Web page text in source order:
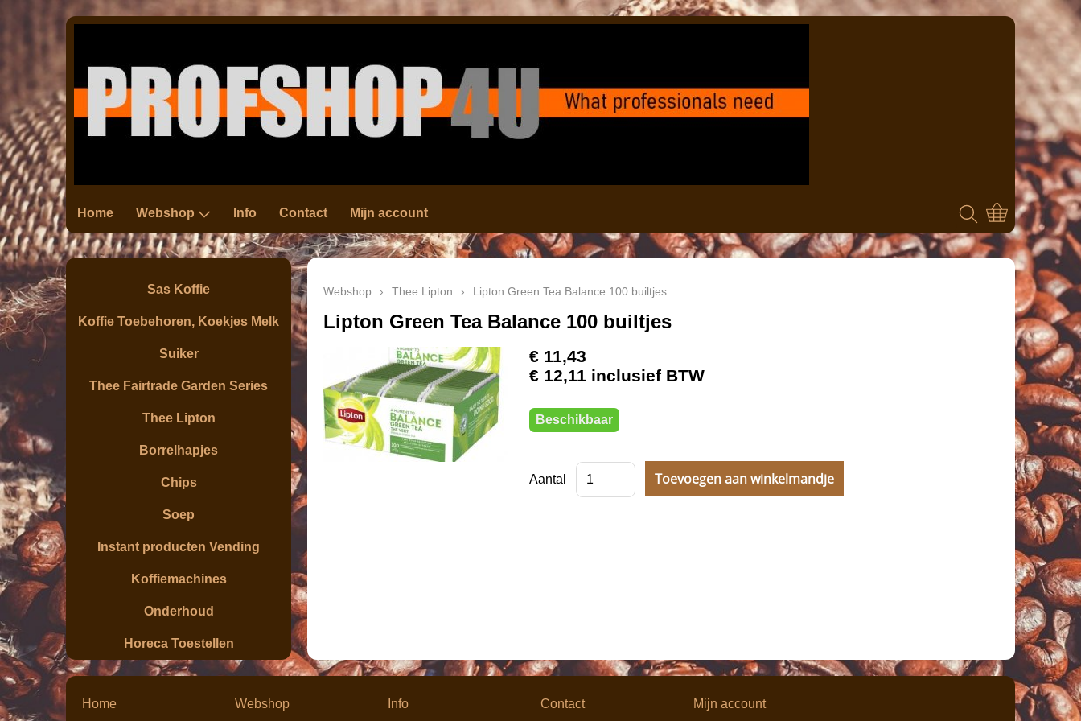
Home Webshop Info Contact Mijn account
Sas Koffie
Koffie Toebehoren, Koekjes Melk
Suiker
Thee Fairtrade Garden Series
Thee Lipton
Borrelhapjes
Chips
Soep
Instant producten Vending
Koffiemachines
Onderhoud
Horeca Toestellen
Webshop › Thee Lipton › Lipton Green Tea Balance 100 builtjes
Lipton Green Tea Balance 100 builtjes
€ 11,43
€ 12,11 inclusief BTW
Beschikbaar
Aantal
Home Webshop Info Contact Mijn account